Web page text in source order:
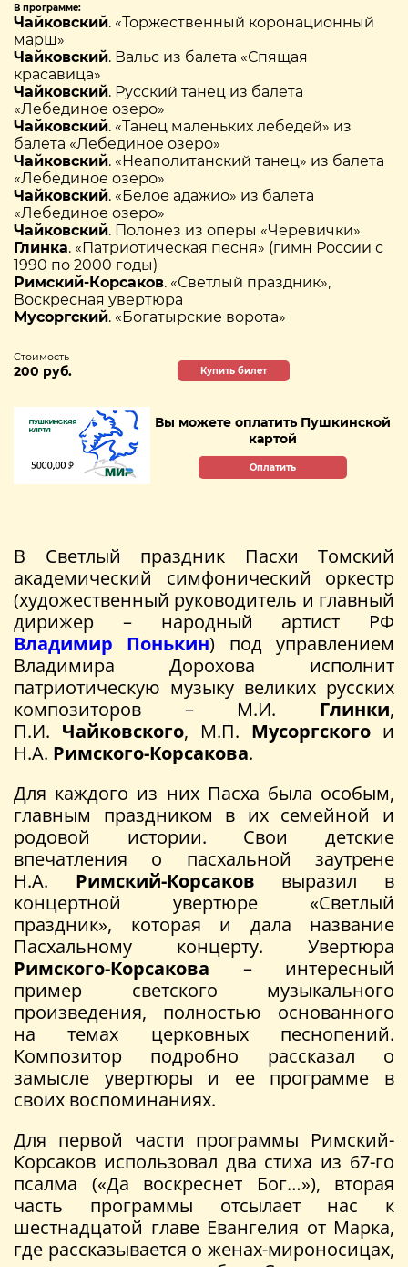
В программе:
Чайковский. «Торжественный коронационный
марш»
Чайковский. Вальс из балета «Спящая
красавица»
Чайковский. Русский танец из балета
«Лебединое озеро»
Чайковский. «Танец маленьких лебедей» из
балета «Лебединое озеро»
Чайковский. «Неаполитанский танец» из балета
«Лебединое озеро»
Чайковский. «Белое адажио» из балета
«Лебединое озеро»
Чайковский. Полонез из оперы «Черевички»
Глинка. «Патриотическая песня» (гимн России с
1990 по 2000 годы)
Римский-Корсаков. «Светлый праздник»,
Воскресная увертюра
Мусоргский. «Богатырские ворота»
Стоимость
200 руб. Купить билет
Вы можете оплатить Пушкинской
картой
Оплатить
В Светлый праздник Пасхи Томский
академический симфонический оркестр
(художественный руководитель и главный
дирижер – народный артист РФ
Владимир Понькин) под управлением
Владимира Дорохова исполнит
патриотическую музыку великих русских
композиторов – М.И. Глинки,
П.И. Чайковского, М.П. Мусоргского и
Н.А. Римского-Корсакова.
Для каждого из них Пасха была особым,
главным праздником в их семейной и
родовой истории. Свои детские
впечатления о пасхальной заутрене
Н.А. Римский-Корсаков выразил в
концертной увертюре «Светлый
праздник», которая и дала название
Пасхальному концерту. Увертюра
Римского-Корсакова – интересный
пример светского музыкального
произведения, полностью основанного
на темах церковных песнопений.
Композитор подробно рассказал о
замысле увертюры и ее программе в
своих воспоминаниях.
Для первой части программы Римский-
Корсаков использовал два стиха из 67-го
псалма («Да воскреснет Бог…»), вторая
часть программы отсылает нас к
шестнадцатой главе Евангелия от Марка,
где рассказывается о женах-мироносицах,